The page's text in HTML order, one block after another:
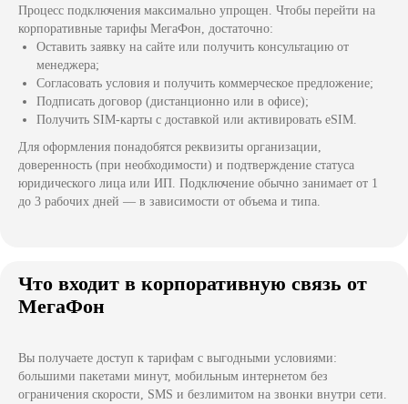
Процесс подключения максимально упрощен. Чтобы перейти на
корпоративные тарифы МегаФон, достаточно:
Оставить заявку на сайте или получить консультацию от
менеджера;
Согласовать условия и получить коммерческое предложение;
Подписать договор (дистанционно или в офисе);
Получить SIM-карты с доставкой или активировать eSIM.
Для оформления понадобятся реквизиты организации,
доверенность (при необходимости) и подтверждение статуса
юридического лица или ИП. Подключение обычно занимает от 1
до 3 рабочих дней — в зависимости от объема и типа.
Что входит в корпоративную связь от
МегаФон
Вы получаете доступ к тарифам с выгодными условиями:
большими пакетами минут, мобильным интернетом без
ограничения скорости, SMS и безлимитом на звонки внутри сети.